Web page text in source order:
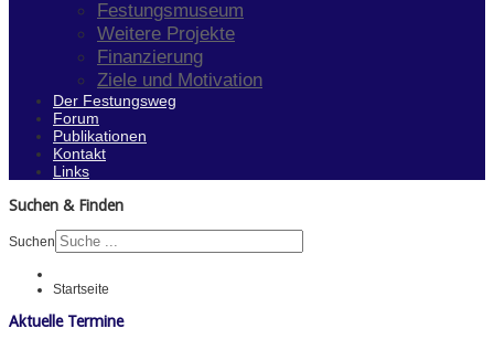
Festungsmuseum
Weitere Projekte
Finanzierung
Ziele und Motivation
Der Festungsweg
Forum
Publikationen
Kontakt
Links
Suchen & Finden
Suchen
Startseite
Aktuelle Termine